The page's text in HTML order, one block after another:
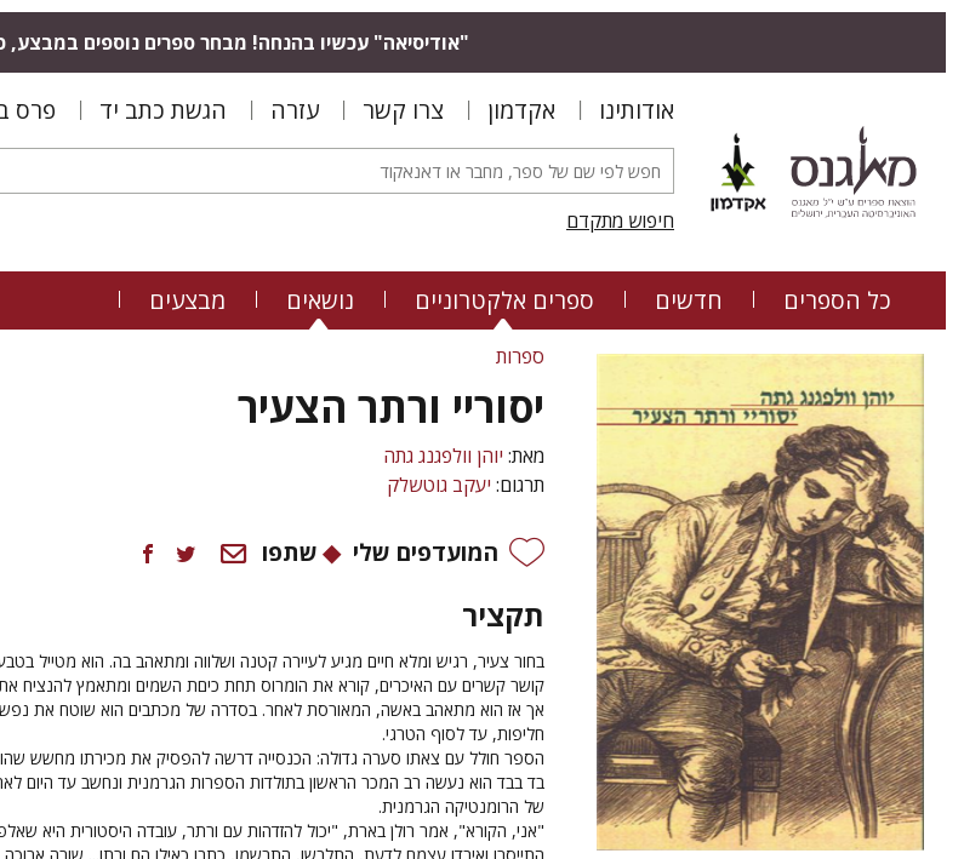
"אודיסיאה" עכשיו בהנחה! מבחר ספרים נוספים במבצע,
אודותינו אקדמון צרו קשר עזרה הגשת כתב יד פרס
חיפוש מתקדם
כל הספרים חדשים ספרים אלקטרוניים נושאים מבצעים
ספרות
יסוריי ורתר הצעיר
מאת: יוהן וולפגנג גתה
תרגום: יעקב גוטשלק
המועדפים שלי שתפו
תקציר
בחור צעיר, רגיש ומלא חיים מגיע לעיירה קטנה ושלווה ומתאהב בה. הוא מטייל
קושר קשרים עם האיכרים, קורא את הומרוס תחת כיםת השמים ומתאמץ להנציח את
אך אז הוא מתאהב באשה, המאורסת לאחר. בסדרה של מכתבים הוא שוטח את
חליפות, עד לסוף הטרגי.
הספר חולל עם צאתו סערה גדולה: הכנסייה דרשה להפסיק את מכירתו מחשש
בד בבד הוא נעשה רב המכר הראשון בתולדות הספרות הגרמנית ונחשב עד היום
של הרומנטיקה הגרמנית.
"אני, הקורא", אמר רולן בארת, "יכול להזדהות עם ורתר, עובדה היסטורית היא